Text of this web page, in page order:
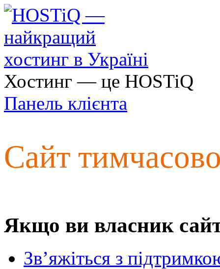
Хостинг — це HOSTiQ
Панель клієнта
Сайт
Якщо ви власник
Зв’яжіться з